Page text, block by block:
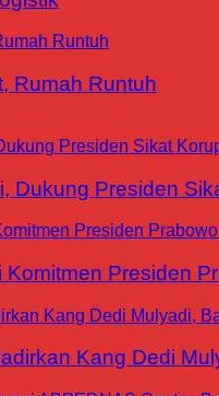
Rumah Runtuh
Dukung Presiden
Presiden
Kang Dedi